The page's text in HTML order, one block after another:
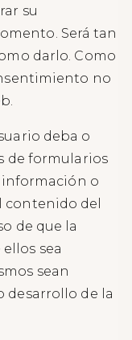
su
Será tan
darlo. Como
no
deba o
de formularios
información o
contenido del
de que la
sea
sean
desarrollo de la